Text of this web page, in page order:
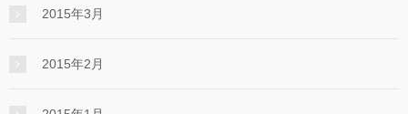
2015年3月
2015年2月